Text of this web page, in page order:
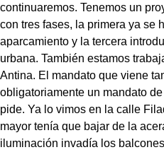
continuaremos. Tenemos un
con tres fases, la primera ya se
aparcamiento y la tercera
urbana. También estamos
Antina. El mandato que viene
obligatoriamente un mandato
pide. Ya lo vimos en la calle
mayor tenía que bajar de la
iluminación invadía los